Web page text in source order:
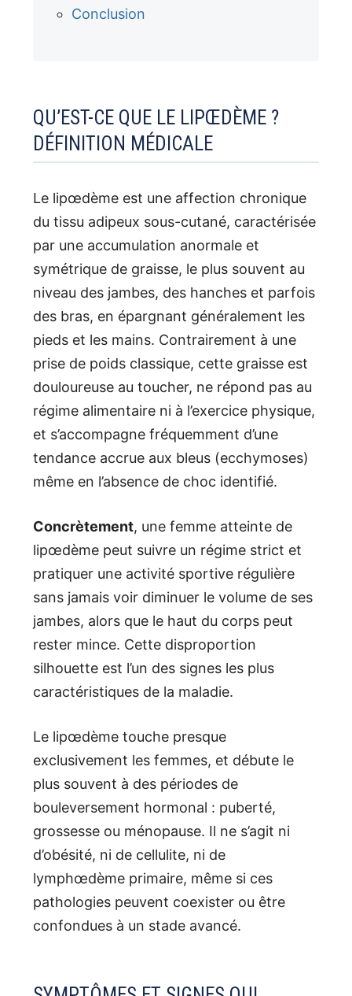
Conclusion
QU’EST-CE QUE LE LIPŒDÈME ?
DÉFINITION MÉDICALE
Le lipœdème est une affection chronique
du tissu adipeux sous-cutané, caractérisée
par une accumulation anormale et
symétrique de graisse, le plus souvent au
niveau des jambes, des hanches et parfois
des bras, en épargnant généralement les
pieds et les mains. Contrairement à une
prise de poids classique, cette graisse est
douloureuse au toucher, ne répond pas au
régime alimentaire ni à l’exercice physique,
et s’accompagne fréquemment d’une
tendance accrue aux bleus (ecchymoses)
même en l’absence de choc identifié.
Concrètement, une femme atteinte de
lipœdème peut suivre un régime strict et
pratiquer une activité sportive régulière
sans jamais voir diminuer le volume de ses
jambes, alors que le haut du corps peut
rester mince. Cette disproportion
silhouette est l’un des signes les plus
caractéristiques de la maladie.
Le lipœdème touche presque
exclusivement les femmes, et débute le
plus souvent à des périodes de
bouleversement hormonal : puberté,
grossesse ou ménopause. Il ne s’agit ni
d’obésité, ni de cellulite, ni de
lymphœdème primaire, même si ces
pathologies peuvent coexister ou être
confondues à un stade avancé.